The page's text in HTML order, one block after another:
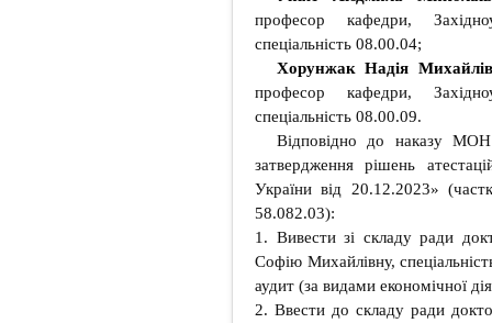
професор кафедри,
спеціальність 08.00.04;
Хорунжак Надія
професор кафедри,
спеціальність 08.00.09.
Відповідно до наказу
затвердження рішень
України від 20.12.2023»
58.082.03):
1. Вивести зі складу ради
Софію Михайлівну,
аудит (за видами економічної
2. Ввести до складу ради